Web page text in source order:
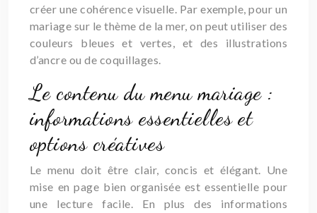
créer une cohérence visuelle. Par exemple, pour un
mariage sur le thème de la mer, on peut utiliser des
couleurs bleues et vertes, et des illustrations
d’ancre ou de coquillages.
Le contenu du menu mariage :
informations essentielles et
options créatives
Le menu doit être clair, concis et élégant. Une
mise en page bien organisée est essentielle pour
une lecture facile. En plus des informations